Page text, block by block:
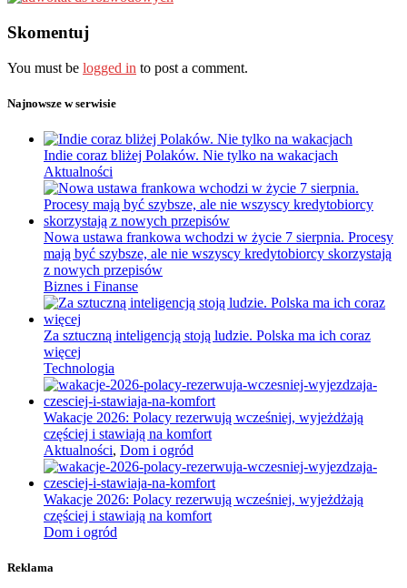
Skomentuj
You must be logged in to post a comment.
Najnowsze w serwisie
Indie coraz bliżej Polaków. Nie tylko na wakacjach
Aktualności
Nowa ustawa frankowa wchodzi w życie 7 sierpnia. Procesy
mają być szybsze, ale nie wszyscy kredytobiorcy skorzystają
z nowych przepisów
Biznes i Finanse
Za sztuczną inteligencją stoją ludzie. Polska ma ich coraz
więcej
Technologia
Wakacje 2026: Polacy rezerwują wcześniej, wyjeżdżają
częściej i stawiają na komfort
Aktualności, Dom i ogród
Wakacje 2026: Polacy rezerwują wcześniej, wyjeżdżają
częściej i stawiają na komfort
Dom i ogród
Reklama